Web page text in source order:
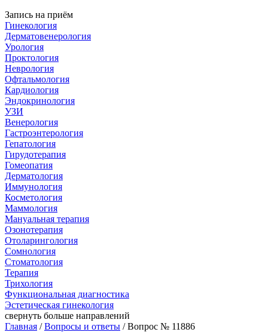
Запись на приём
Гинекология
Дерматовенерология
Урология
Проктология
Неврология
Офтальмология
Кардиология
Эндокринология
УЗИ
Венерология
Гастроэнтерология
Гепатология
Гирудотерапия
Гомеопатия
Дерматология
Иммунология
Косметология
Маммология
Мануальная терапия
Озонотерапия
Отоларингология
Сомнология
Стоматология
Терапия
Трихология
Функциональная диагностика
Эстетическая гинекология
свернуть больше направлений
Главная /Вопросы и ответы / Вопрос № 11886